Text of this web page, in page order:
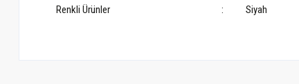
Renkli Ürünler : Siyah